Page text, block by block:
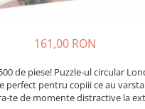
copii
161,00 RON
de piese! Puzzle-ul circular
perfect pentru copiii ce au
te de momente distractive la